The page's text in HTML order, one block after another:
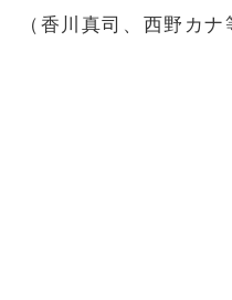
（香川真司、西野カナ